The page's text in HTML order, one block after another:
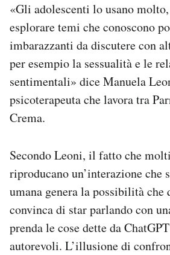
«Gli adolescenti lo usano
esplorare temi che conoscono
imbarazzanti da discutere con
per esempio la sessualità e le
sentimentali» dice Manuela
psicoterapeuta che lavora tra
Crema.
Secondo Leoni, il fatto che
riproducano un’interazione che
umana genera la possibilità che
convinca di star parlando con
prenda le cose dette da
autorevoli. L’illusione di